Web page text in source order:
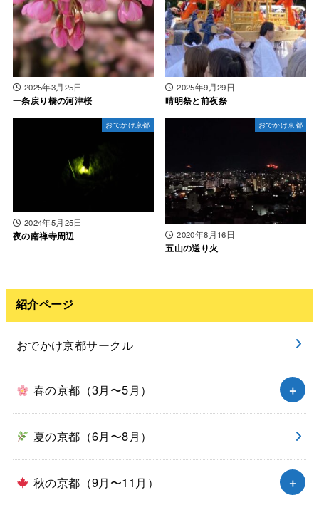
2025年3月25日
一条戻り橋の河津桜
2025年9月29日
晴明祭と前夜祭
おでかけ京都
2024年5月25日
夜の南禅寺周辺
おでかけ京都
2020年8月16日
五山の送り火
紹介ページ
おでかけ京都サークル
春の京都（3月〜5月）
夏の京都（6月〜8月）
秋の京都（9月〜11月）